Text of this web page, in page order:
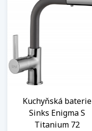
Kuchyňská baterie
Sinks Enigma S
Titanium 72